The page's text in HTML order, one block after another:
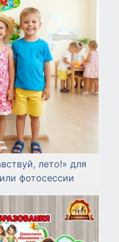
лето!» для
фотосессии